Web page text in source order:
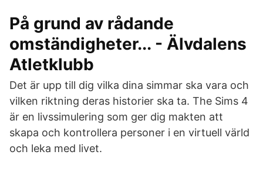
På grund av rådande
omständigheter... - Älvdalens
Atletklubb
Det är upp till dig vilka dina simmar ska vara och
vilken riktning deras historier ska ta. The Sims 4
är en livssimulering som ger dig makten att
skapa och kontrollera personer i en virtuell värld
och leka med livet.